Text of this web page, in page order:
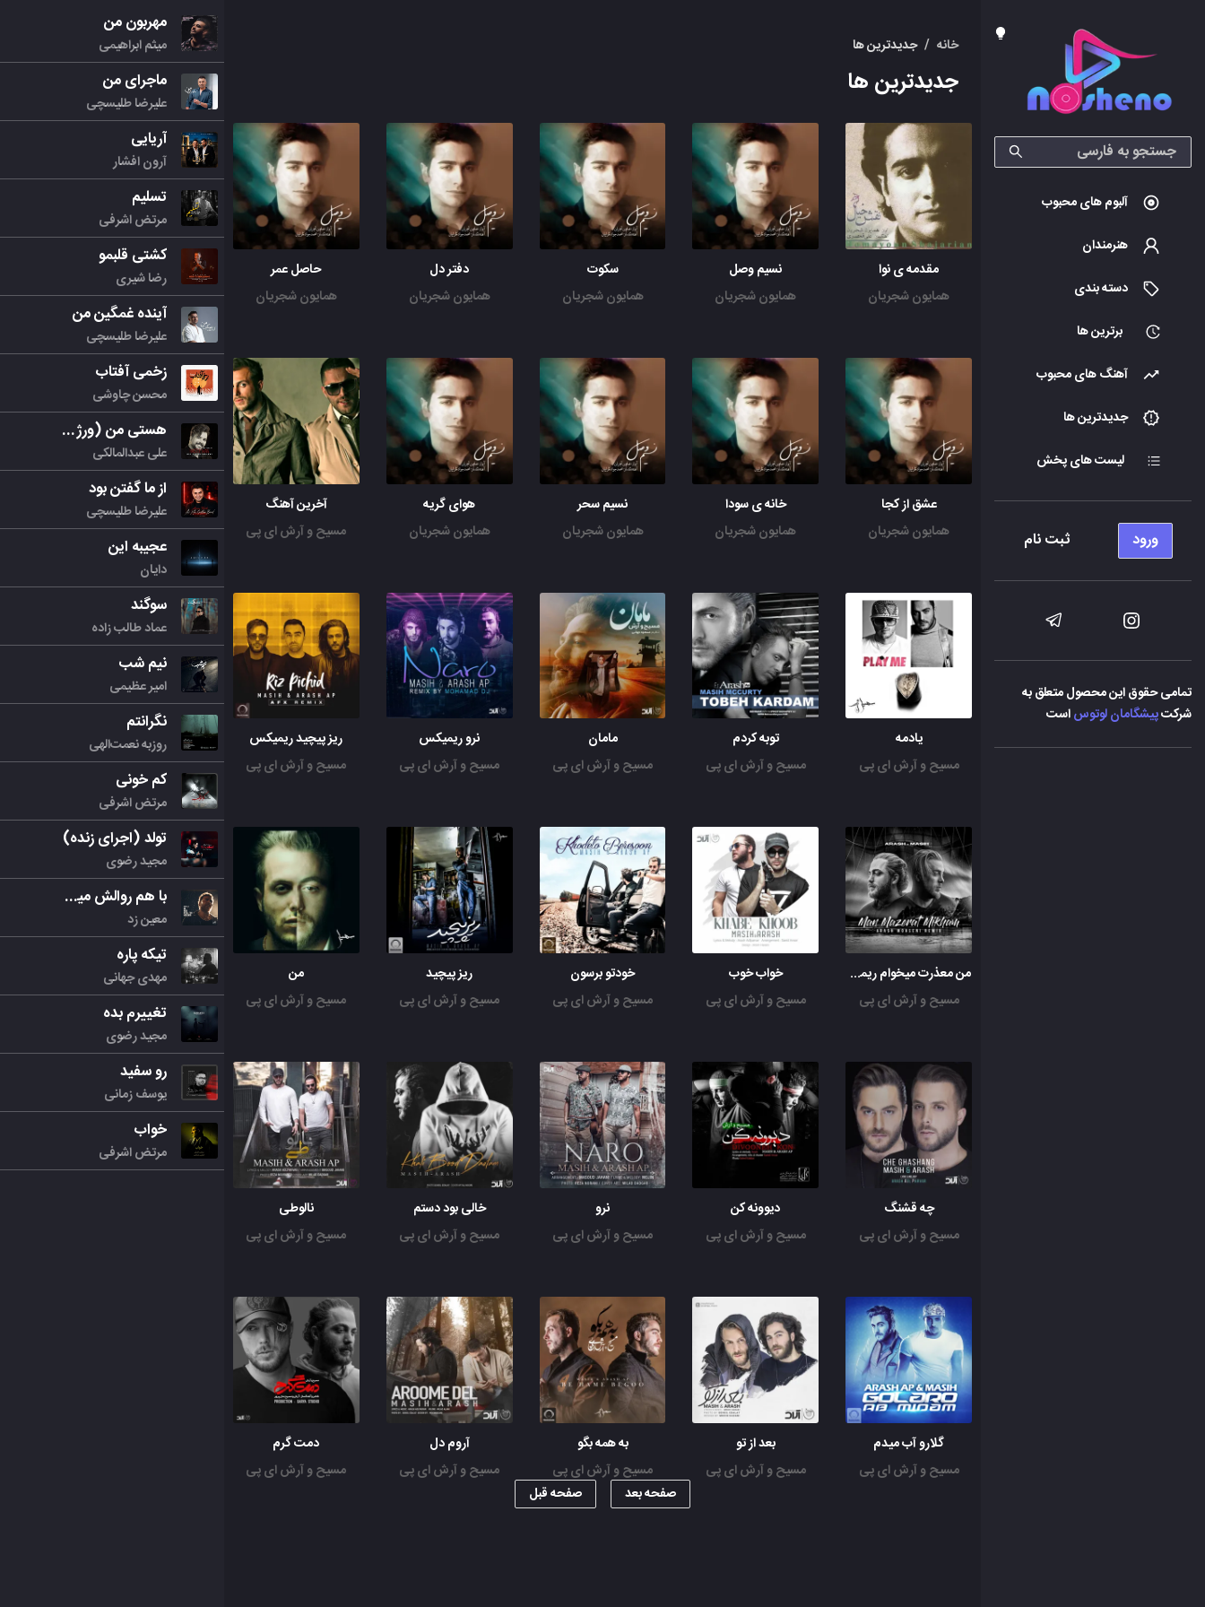
آلبوم های محبوب
هنرمندان
دسته بندی
برترین ها
آهنگ های محبوب
جدیدترین ها
لیست های پخش
ورود ثبت نام
تمامی حقوق این محصول متعلق به
شرکتپیشگامان لوتوساست
خانه / جدیدترین ها
جدیدترین ها
مقدمه ی نوا
همایون شجریان
نسیم وصل
همایون شجریان
سکوت
همایون شجریان
دفتر دل
همایون شجریان
حاصل عمر
همایون شجریان
عشق از کجا
همایون شجریان
خانه ی سودا
همایون شجریان
نسیم سحر
همایون شجریان
هوای گریه
همایون شجریان
آخرین آهنگ
مسیح و آرش ای پی
یادمه
مسیح و آرش ای پی
توبه کردم
مسیح و آرش ای پی
مامان
مسیح و آرش ای پی
نرو ریمیکس
مسیح و آرش ای پی
ریز پیچید ریمیکس
مسیح و آرش ای پی
من معذرت میخوام ریمیکس
مسیح و آرش ای پی
خواب خوب
مسیح و آرش ای پی
خودتو برسون
مسیح و آرش ای پی
ریز پیچید
مسیح و آرش ای پی
من
مسیح و آرش ای پی
چه قشنگ
مسیح و آرش ای پی
دیوونه کن
مسیح و آرش ای پی
نرو
مسیح و آرش ای پی
خالی بود دستم
مسیح و آرش ای پی
نالوطی
مسیح و آرش ای پی
گلارو آب میدم
مسیح و آرش ای پی
بعد از تو
مسیح و آرش ای پی
به همه بگو
مسیح و آرش ای پی
آروم دل
مسیح و آرش ای پی
دمت گرم
مسیح و آرش ای پی
صفحه بعد
صفحه قبل
مهربون من
میثم ابراهیمی
ماجرای من
علیرضا طلیسچی
آریایی
آرون افشار
تسلیم
مرتض اشرفی
کشتی قلبمو
رضا شیری
آینده غمگین من
علیرضا طلیسچی
زخمی آفتاب
محسن چاوشی
هستی من (ورژن جدید)
علی عبدالمالکی
از ما گفتن بود
علیرضا طلیسچی
عجیبه این
دایان
سوگند
عماد طالب زاده
نیم شب
امیر عظیمی
نگرانتم
روزبه نعمت‌الهی
کم خونی
مرتض اشرفی
تولد (اجرای زنده)
مجید رضوی
با هم روالش میکنیم
معین زد
تیکه پاره
مهدی جهانی
تغییرم بده
مجید رضوی
رو سفید
یوسف زمانی
خواب
مرتض اشرفی